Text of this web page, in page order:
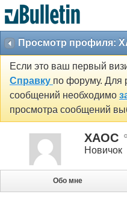
Просмотр профиля:
Если это ваш первый
Справку по форуму. Для
сообщений необходимо
просмотра сообщений
XAOC
Новичок
Обо мне